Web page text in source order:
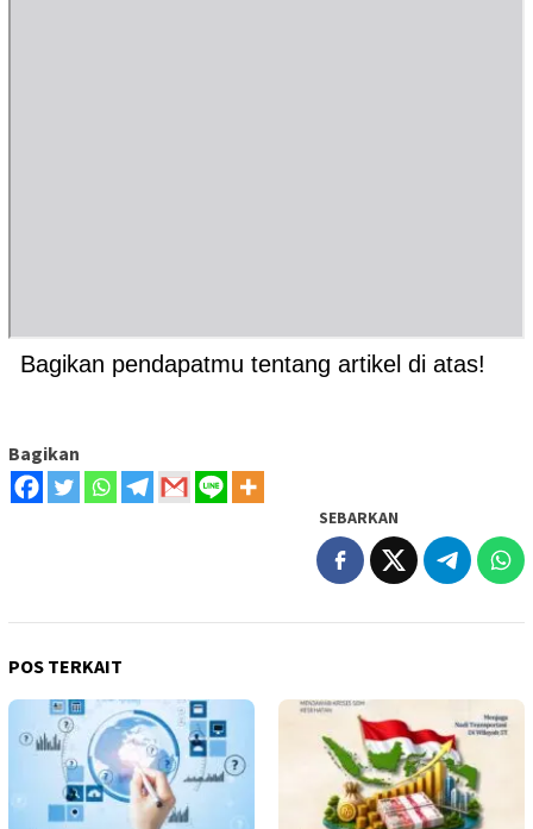
Bagikan pendapatmu tentang artikel di atas!
Bagikan
SEBARKAN
POS TERKAIT